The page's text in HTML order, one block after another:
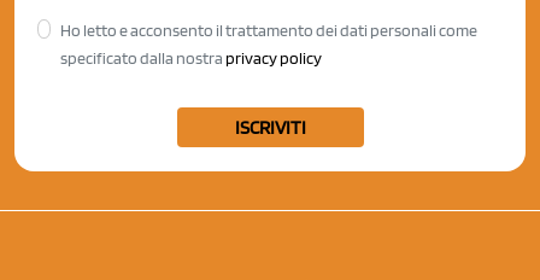
Ho letto e acconsento il trattamento dei dati personali come
specificato dalla nostra privacy policy
ISCRIVITI